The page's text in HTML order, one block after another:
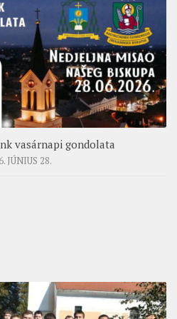
vasárnapi gondolata
JÚNIUS 28.